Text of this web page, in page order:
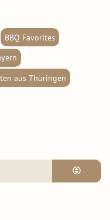
BBQ Favorites
aus Thüringen